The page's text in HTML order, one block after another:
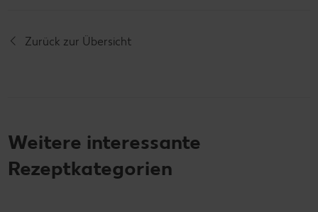
Zurück zur Übersicht
Weitere interessante
Rezeptkategorien